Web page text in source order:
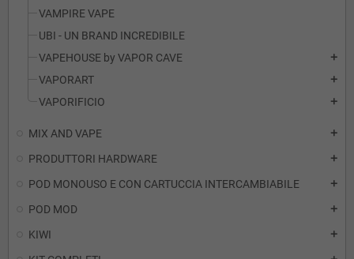
VAMPIRE VAPE
UBI - UN BRAND INCREDIBILE
VAPEHOUSE by VAPOR CAVE
add
VAPORART add
VAPORIFICIO add
MIX AND VAPE add
PRODUTTORI HARDWARE add
POD MONOUSO E CON CARTUCCIA INTERCAMBIABILE add
POD MOD add
KIWI add